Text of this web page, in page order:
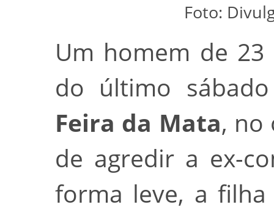
Foto:
Um homem de
do último
Feira da Mata, no
de agredir a ex-
forma leve, a